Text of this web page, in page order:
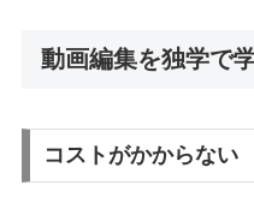
動画編集を独学で
コストがかからない